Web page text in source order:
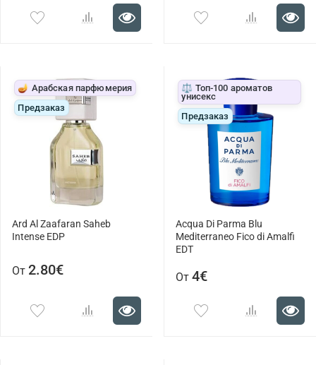
🪔 Арабская парфюмерия
Предзаказ
Ard Al Zaafaran Saheb
Intense EDP
От 2.80€
⚖️ Топ-100 ароматов
унисекс
Предзаказ
Acqua Di Parma Blu
Mediterraneo Fico di Amalfi
EDT
От 4€